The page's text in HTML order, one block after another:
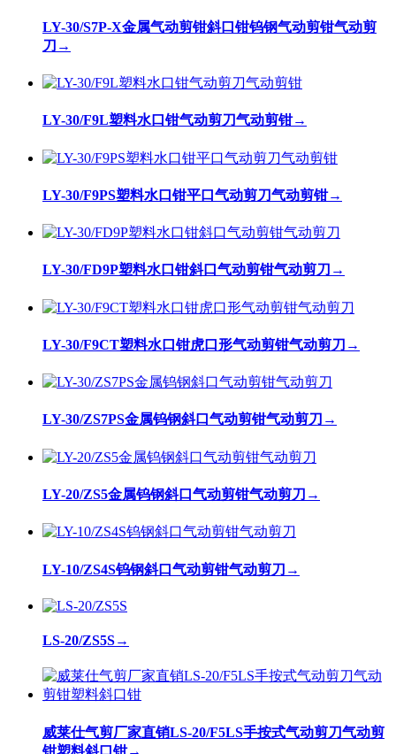
LY-30/S7P-X金属气动剪钳斜口钳钨钢气动剪钳气动剪
刀 →
LY-30/F9L塑料水口钳气动剪刀气动剪钳→
LY-30/F9PS塑料水口钳平口气动剪刀气动剪钳→
LY-30/FD9P塑料水口钳斜口气动剪钳气动剪刀 →
LY-30/F9CT塑料水口钳虎口形气动剪钳气动剪刀 →
LY-30/ZS7PS金属钨钢斜口气动剪钳气动剪刀 →
LY-20/ZS5金属钨钢斜口气动剪钳气动剪刀 →
LY-10/ZS4S钨钢斜口气动剪钳气动剪刀 →
LS-20/ZS5S→
威莱仕气剪厂家直销LS-20/F5LS手按式气动剪刀气动剪
钳塑料斜口钳→